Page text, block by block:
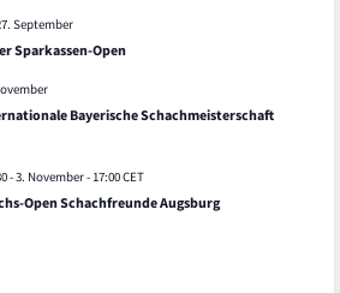
September
Sparkassen-Open
Bayerische Schachmeisterschaft
-3. November - 17:00CET
Open Schachfreunde Augsburg